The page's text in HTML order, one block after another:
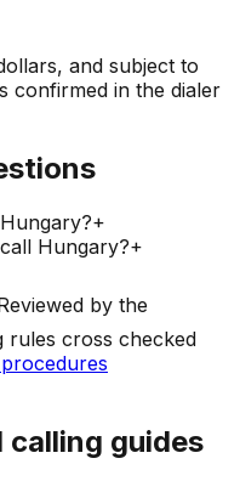
and subject to
confirmed in the dialer
+
Hungary?+
by the
rules cross checked
guides